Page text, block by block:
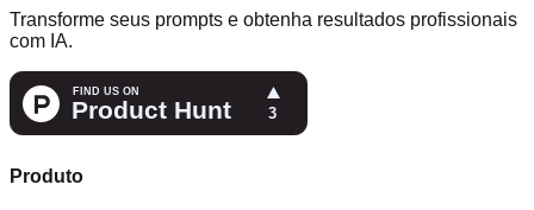
Transforme seus prompts e obtenha resultados profissionais
com IA.
Produto